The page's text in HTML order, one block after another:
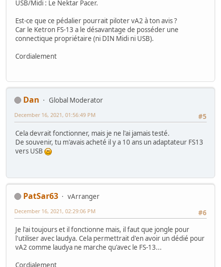
USB/Midi : Le Nektar Pacer.
Est-ce que ce pédalier pourrait piloter vA2 à ton avis ?
Car le Ketron FS-13 a le désavantage de posséder une
connectique propriétaire (ni DIN Midi ni USB).
Cordialement
Dan
Global Moderator
#5
December 16, 2021, 01:56:49 PM
Cela devrait fonctionner, mais je ne l'ai jamais testé.
De souvenir, tu m'avais acheté il y a 10 ans un adaptateur FS13
vers USB
PatSar63
vArranger
#6
December 16, 2021, 02:29:06 PM
Je l'ai toujours et il fonctionne mais, il faut que jongle pour
l'utiliser avec laudya. Cela permettrait d'en avoir un dédié pour
vA2 comme laudya ne marche qu'avec le FS-13...
Cordialement